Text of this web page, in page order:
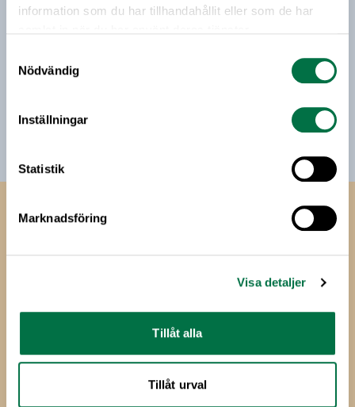
information som du har tillhandahållit eller som de har
Nödvändig
Inställningar
Statistik
Marknadsföring
Visa detaljer
Tillåt alla
Tillåt urval
Jag vill få relevant information från Livsmedelsföretagen
till min inkorg. Livsmedelsföretagen ska inte dela eller
avsluta prenumerationen.
Livsmedels­företagen
Livsmedelsföretagen
E-post:info@li.se